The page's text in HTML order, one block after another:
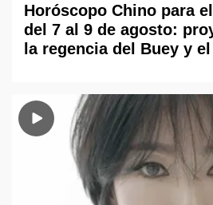
Horóscopo Chino para
del 7 al 9 de agosto:
la regencia del Buey y